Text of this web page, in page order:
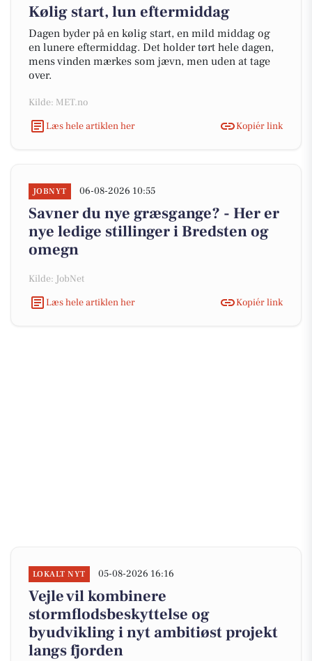
Kølig start, lun eftermiddag
Dagen byder på en kølig start, en mild middag og
en lunere eftermiddag. Det holder tørt hele dagen,
mens vinden mærkes som jævn, men uden at tage
over.
Kilde: MET.no
Læs hele artiklen her
Kopiér link
JOBNYT 06-08-2026 10:55
Savner du nye græsgange? - Her er
nye ledige stillinger i Bredsten og
omegn
Kilde: JobNet
Læs hele artiklen her
Kopiér link
LOKALT NYT 05-08-2026 16:16
Vejle vil kombinere
stormflodsbeskyttelse og
byudvikling i nyt ambitiøst projekt
langs fjorden